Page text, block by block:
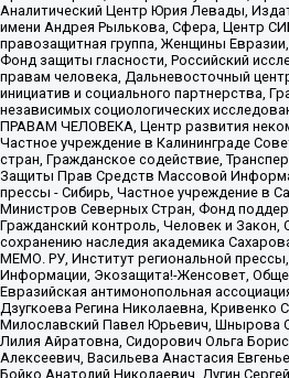
Аналитический Центр Юрия Левады,
имени Андрея Рылькова, Сфера, Центр
правозащитная группа, Женщины
Фонд защиты гласности, Российский
правам человека, Дальневосточный
инициатив и социального партнерства,
независимых социологических
ПРАВАМ ЧЕЛОВЕКА, Центр развития
Частное учреждение в Калининграде
стран, Гражданское содействие,
Защиты Прав Средств Массовой
прессы - Сибирь, Частное учреждение в
Министров Северных Стран, Фонд
Гражданский контроль, Человек и Закон,
сохранению наследия академика
МЕМО. РУ, Институт региональной
Информации, Экозащита!-Женсовет,
Евразийская антимонопольная
Дзугкоева Регина Николаевна, Кривенко
Милославский Павел Юрьевич, Шнырова
Лилия Айратовна, Сидорович Ольга
Алексеевич, Васильева Анастасия
Бойко Анатолий Николаевич, Дугин